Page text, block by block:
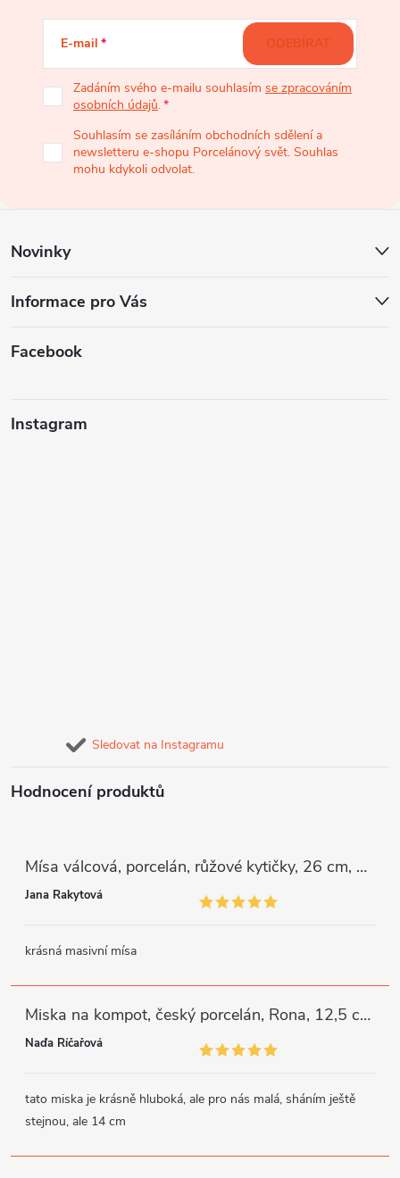
í
E-mail
Zadáním svého e-mailu souhlasím se zpracováním
osobních údajů.
Souhlasím se zasíláním obchodních sdělení a
newsletteru e-shopu Porcelánový svět. Souhlas
mohu kdykoli odvolat.
ODEBÍRAT
Novinky
Informace pro Vás
Facebook
Instagram
Sledovat na Instagramu
Hodnocení produktů
Mísa válcová, porcelán, růžové kytičky, 26 cm, G. Benedikt
Jana Rakytová
krásná masivní mísa
Miska na kompot, český porcelán, Rona, 12,5 cm, bílý, G. Benedikt
Naďa Říčařová
tato miska je krásně hluboká, ale pro nás malá, sháním ještě
stejnou, ale 14 cm